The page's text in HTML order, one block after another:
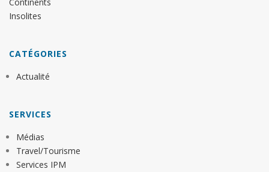
CATÉGORIES
Actualité
SERVICES
Médias
Travel/Tourisme
Services IPM